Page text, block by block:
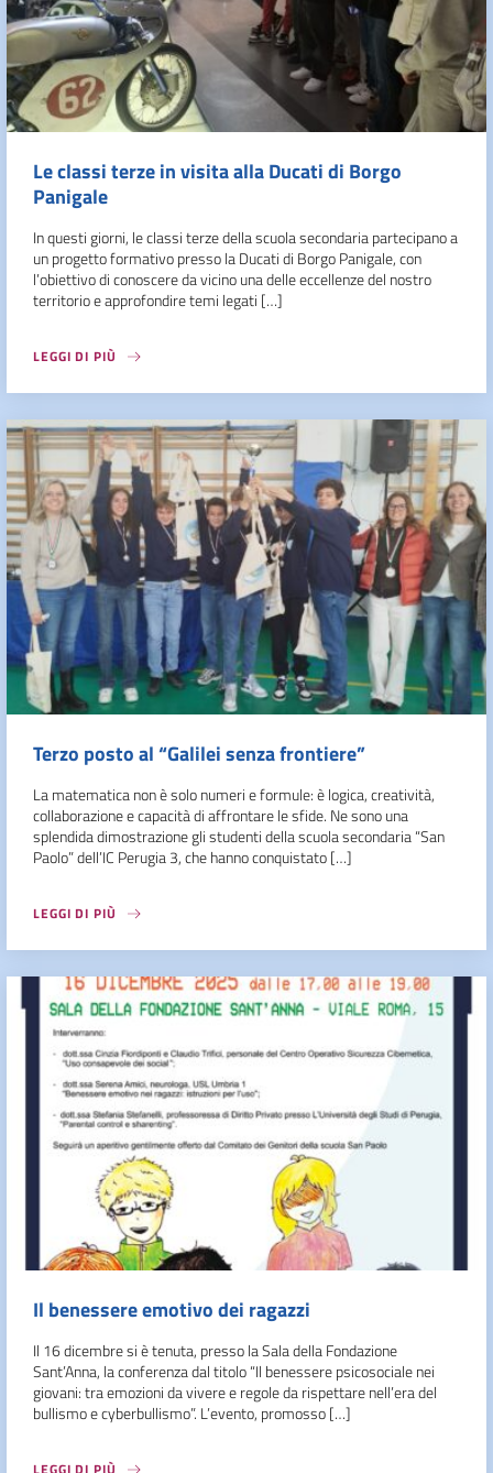
Le classi terze in visita alla Ducati di Borgo
Panigale
In questi giorni, le classi terze della scuola secondaria partecipano a
un progetto formativo presso la Ducati di Borgo Panigale, con
l’obiettivo di conoscere da vicino una delle eccellenze del nostro
territorio e approfondire temi legati […]
LEGGI DI PIÙ
Terzo posto al “Galilei senza frontiere”
La matematica non è solo numeri e formule: è logica, creatività,
collaborazione e capacità di affrontare le sfide. Ne sono una
splendida dimostrazione gli studenti della scuola secondaria “San
Paolo” dell’IC Perugia 3, che hanno conquistato […]
LEGGI DI PIÙ
Il benessere emotivo dei ragazzi
Il 16 dicembre si è tenuta, presso la Sala della Fondazione
Sant’Anna, la conferenza dal titolo “Il benessere psicosociale nei
giovani: tra emozioni da vivere e regole da rispettare nell’era del
bullismo e cyberbullismo”. L’evento, promosso […]